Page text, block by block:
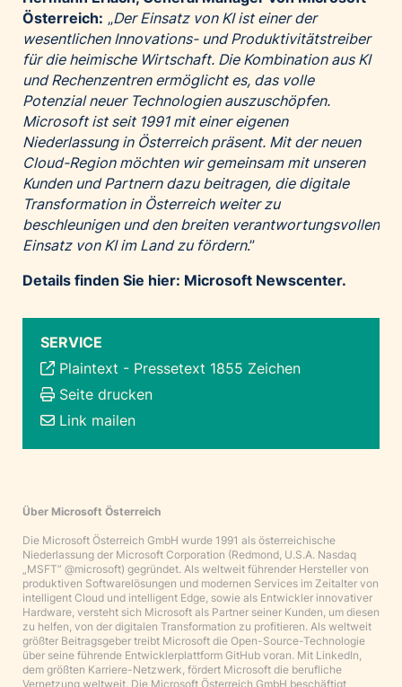
Österreich: „Der Einsatz von KI ist einer der
wesentlichen Innovations- und Produktivitätstreiber
für die heimische Wirtschaft. Die Kombination aus KI
und Rechenzentren ermöglicht es, das volle
Potenzial neuer Technologien auszuschöpfen.
Microsoft ist seit 1991 mit einer eigenen
Niederlassung in Österreich präsent. Mit der neuen
Cloud-Region möchten wir gemeinsam mit unseren
Kunden und Partnern dazu beitragen, die digitale
Transformation in Österreich weiter zu
beschleunigen und den breiten verantwortungsvollen
Einsatz von KI im Land zu fördern.”
Details finden Sie hier: Microsoft Newscenter.
SERVICE
Plaintext - Pressetext 1855 Zeichen
Seite drucken
Link mailen
Über Microsoft Österreich
Die Microsoft Österreich GmbH wurde 1991 als österreichische
Niederlassung der Microsoft Corporation (Redmond, U.S.A. Nasdaq
„MSFT“ @microsoft) gegründet. Als weltweit führender Hersteller von
produktiven Softwarelösungen und modernen Services im Zeitalter von
intelligent Cloud und intelligent Edge, sowie als Entwickler innovativer
Hardware, versteht sich Microsoft als Partner seiner Kunden, um diesen
zu helfen, von der digitalen Transformation zu profitieren. Als weltweit
größter Beitragsgeber treibt Microsoft die Open-Source-Technologie
über seine führende Entwicklerplattform GitHub voran. Mit LinkedIn,
dem größten Karriere-Netzwerk, fördert Microsoft die berufliche
Vernetzung weltweit. Die Microsoft Österreich GmbH beschäftigt